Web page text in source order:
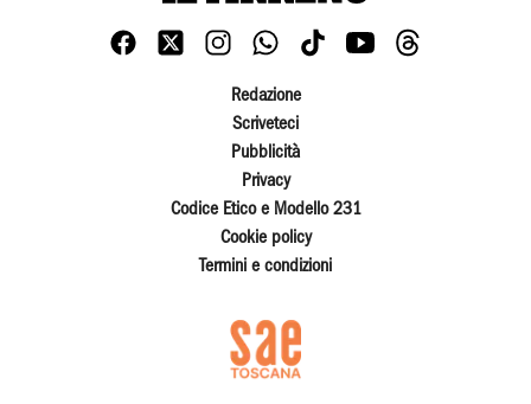
Redazione
Scriveteci
Pubblicità
Privacy
Codice Etico e Modello 231
Cookie policy
Termini e condizioni